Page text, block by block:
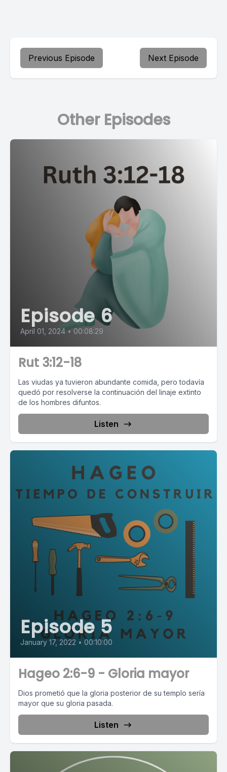
Previous Episode Next Episode
Other Episodes
Episode 6
April 01, 2024 • 00:08:29
Rut 3:12-18
Las viudas ya tuvieron abundante comida, pero todavía
quedó por resolverse la continuación del linaje extinto
de los hombres difuntos.
Listen
Episode 5
January 17, 2022 • 00:10:00
Hageo 2:6-9 - Gloria mayor
Dios prometió que la gloria posterior de su templo sería
mayor que su gloria pasada.
Listen